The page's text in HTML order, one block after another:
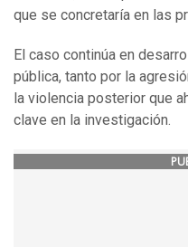
que se concretaría en las
El caso continúa en
pública, tanto por la
la violencia posterior que
clave en la investigación.